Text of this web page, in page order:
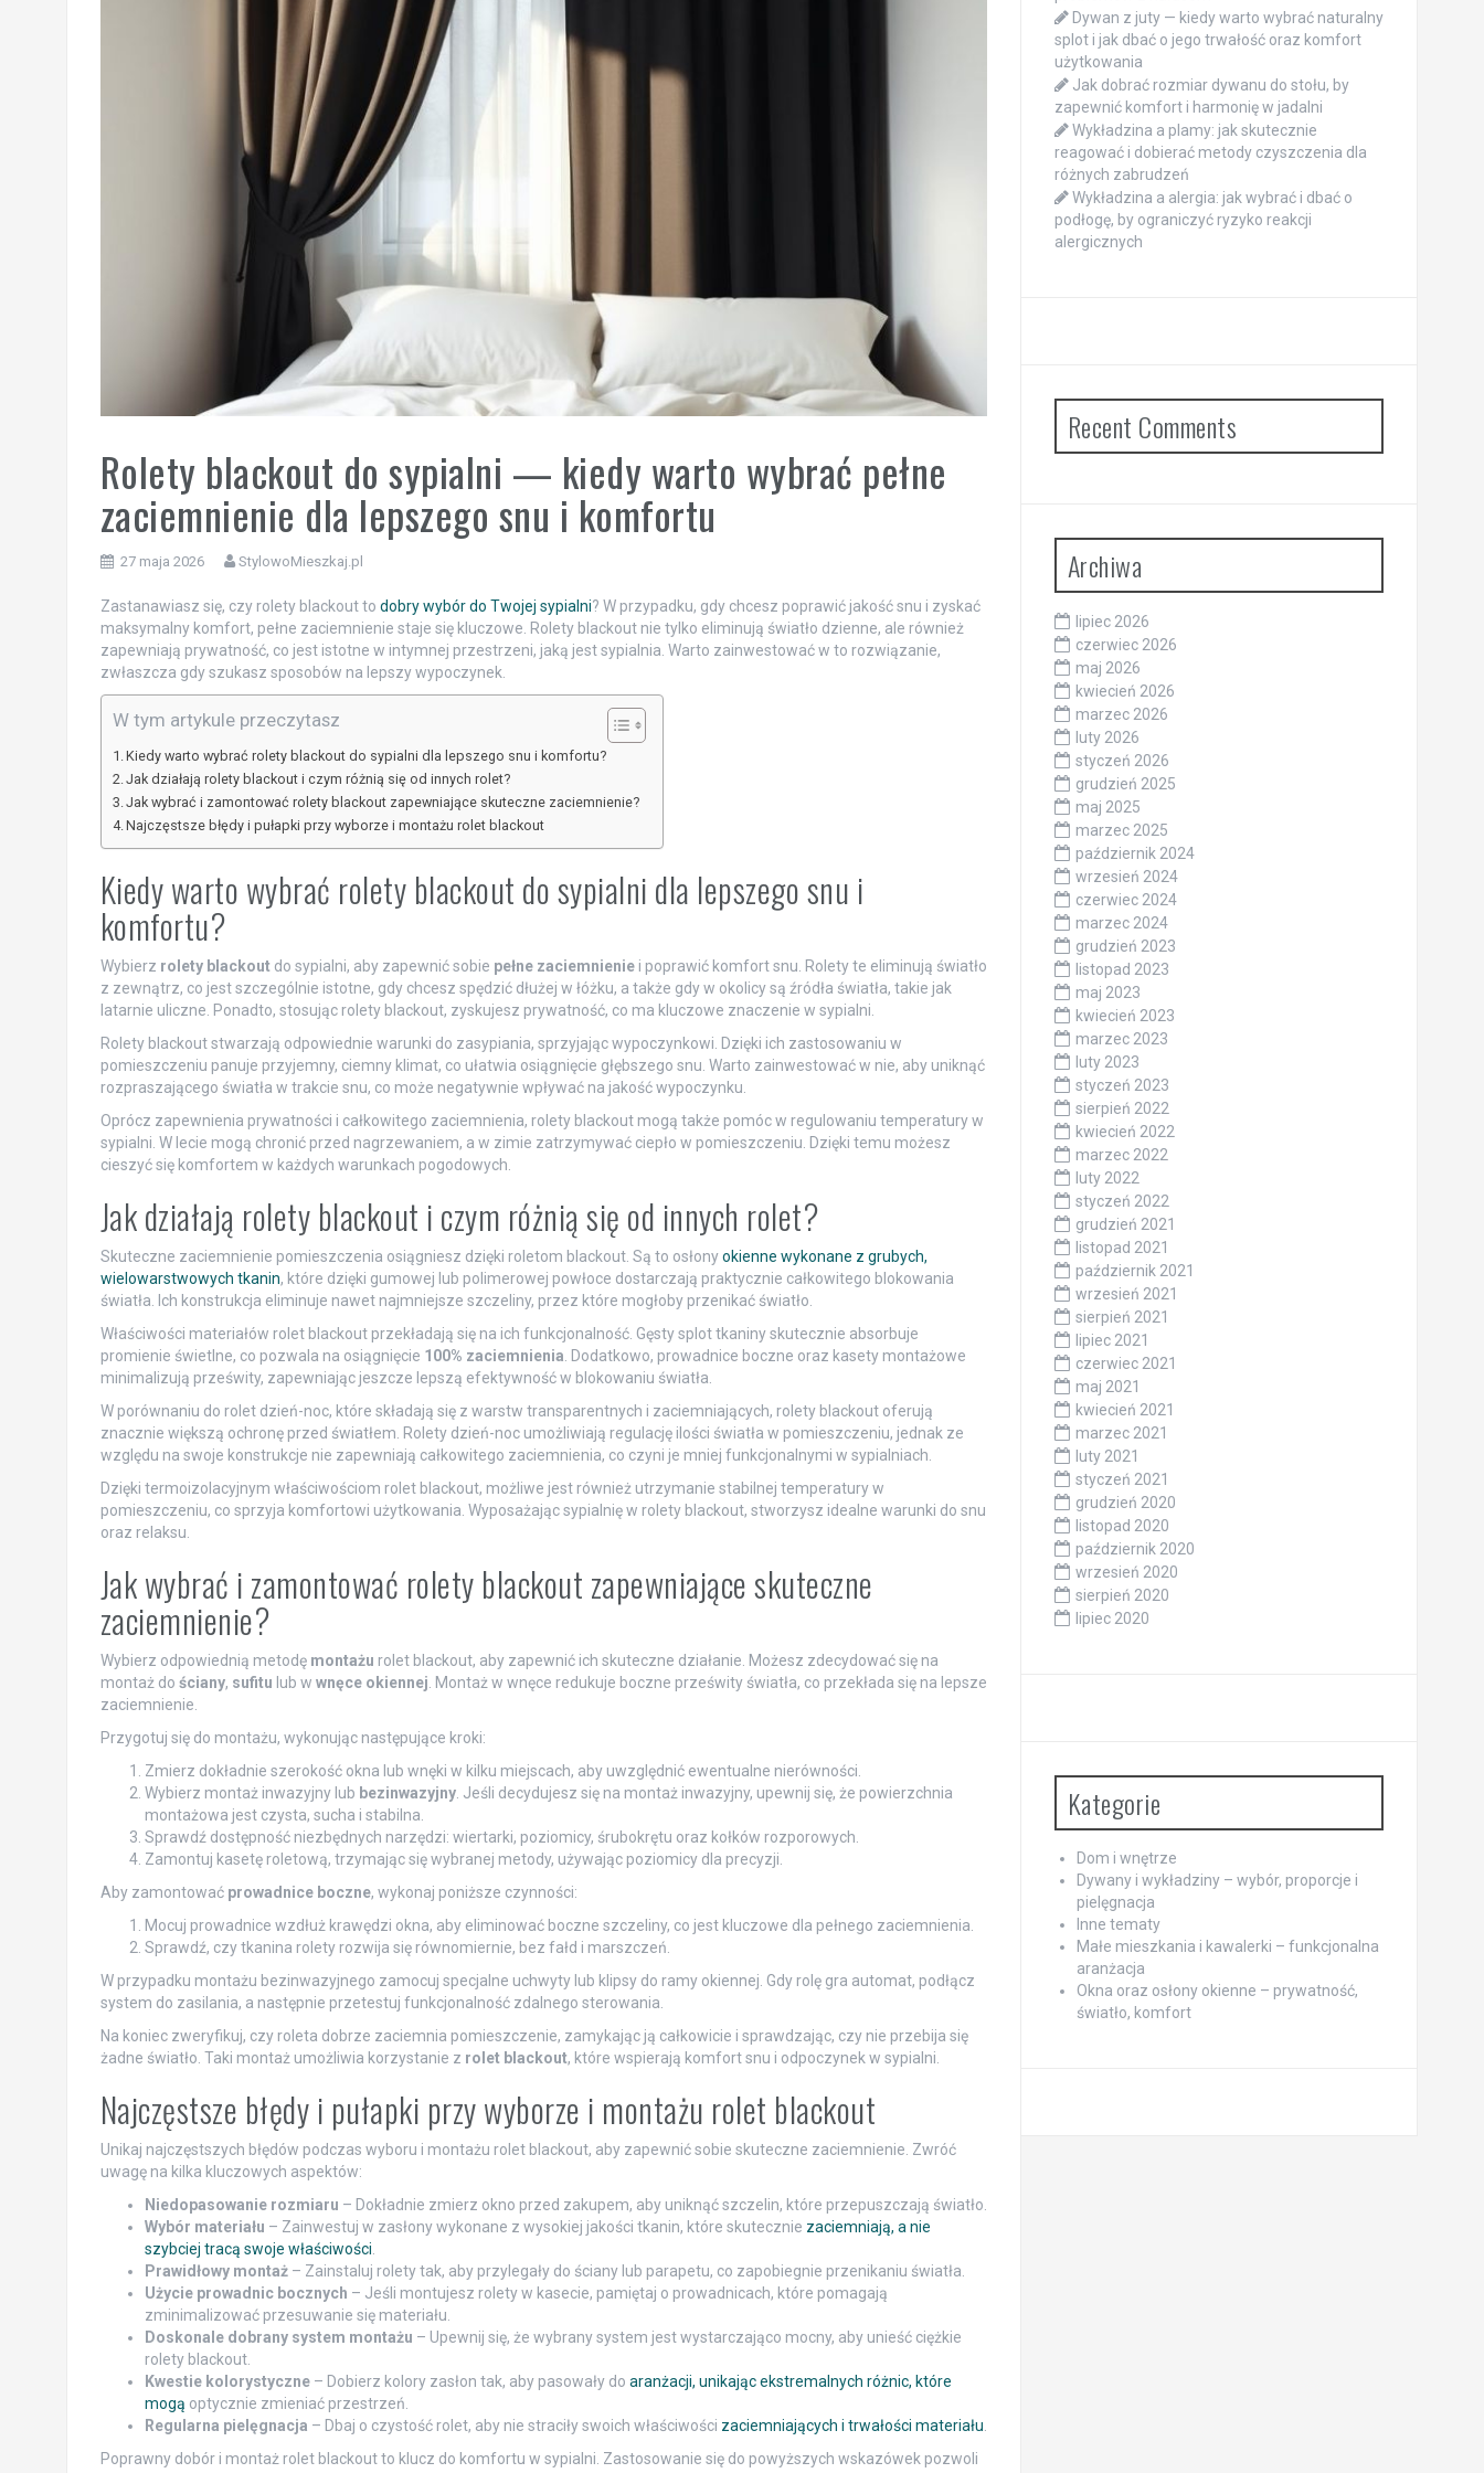
Rolety blackout do sypialni — kiedy warto wybrać pełne
zaciemnienie dla lepszego snu i komfortu
27 maja 2026 StylowoMieszkaj.pl
Zastanawiasz się, czy rolety blackout to dobry wybór do Twojej sypialni? W przypadku, gdy chcesz poprawić jakość snu i zyskać
maksymalny komfort, pełne zaciemnienie staje się kluczowe. Rolety blackout nie tylko eliminują światło dzienne, ale również
zapewniają prywatność, co jest istotne w intymnej przestrzeni, jaką jest sypialnia. Warto zainwestować w to rozwiązanie,
zwłaszcza gdy szukasz sposobów na lepszy wypoczynek.
W tym artykule przeczytasz
Kiedy warto wybrać rolety blackout do sypialni dla lepszego snu i komfortu?
Jak działają rolety blackout i czym różnią się od innych rolet?
Jak wybrać i zamontować rolety blackout zapewniające skuteczne zaciemnienie?
Najczęstsze błędy i pułapki przy wyborze i montażu rolet blackout
Kiedy warto wybrać rolety blackout do sypialni dla lepszego snu i
komfortu?
Wybierz rolety blackoutdo sypialni, aby zapewnić sobie pełne zaciemnieniei poprawić komfort snu. Rolety te eliminują światło
z zewnątrz, co jest szczególnie istotne, gdy chcesz spędzić dłużej w łóżku, a także gdy w okolicy są źródła światła, takie jak
latarnie uliczne. Ponadto, stosując rolety blackout, zyskujesz prywatność, co ma kluczowe znaczenie w sypialni.
Rolety blackout stwarzają odpowiednie warunki do zasypiania, sprzyjając wypoczynkowi. Dzięki ich zastosowaniu w
pomieszczeniu panuje przyjemny, ciemny klimat, co ułatwia osiągnięcie głębszego snu. Warto zainwestować w nie, aby uniknąć
rozpraszającego światła w trakcie snu, co może negatywnie wpływać na jakość wypoczynku.
Oprócz zapewnienia prywatności i całkowitego zaciemnienia, rolety blackout mogą także pomóc w regulowaniu temperatury w
sypialni. W lecie mogą chronić przed nagrzewaniem, a w zimie zatrzymywać ciepło w pomieszczeniu. Dzięki temu możesz
cieszyć się komfortem w każdych warunkach pogodowych.
Jak działają rolety blackout i czym różnią się od innych rolet?
Skuteczne zaciemnienie pomieszczenia osiągniesz dzięki roletom blackout. Są to osłonyokienne wykonane z grubych,
wielowarstwowych tkanin, które dzięki gumowej lub polimerowej powłoce dostarczają praktycznie całkowitego blokowania
światła. Ich konstrukcja eliminuje nawet najmniejsze szczeliny, przez które mogłoby przenikać światło.
Właściwości materiałów rolet blackout przekładają się na ich funkcjonalność. Gęsty splot tkaniny skutecznie absorbuje
promienie świetlne, co pozwala na osiągnięcie 100% zaciemnienia . Dodatkowo, prowadnice boczne oraz kasety montażowe
minimalizują prześwity, zapewniając jeszcze lepszą efektywność w blokowaniu światła.
W porównaniu do rolet dzień-noc, które składają się z warstw transparentnych i zaciemniających, rolety blackout oferują
znacznie większą ochronę przed światłem. Rolety dzień-noc umożliwiają regulację ilości światła w pomieszczeniu, jednak ze
względu na swoje konstrukcje nie zapewniają całkowitego zaciemnienia, co czyni je mniej funkcjonalnymi w sypialniach.
Dzięki termoizolacyjnym właściwościom rolet blackout, możliwe jest również utrzymanie stabilnej temperatury w
pomieszczeniu, co sprzyja komfortowi użytkowania. Wyposażając sypialnię w rolety blackout, stworzysz idealne warunki do snu
oraz relaksu.
Jak wybrać i zamontować rolety blackout zapewniające skuteczne
zaciemnienie?
Wybierz odpowiednią metodę montażu rolet blackout, aby zapewnić ich skuteczne działanie. Możesz zdecydować się na
montaż do ściany, sufitu lub w wnęce okiennej . Montaż w wnęce redukuje boczne prześwity światła, co przekłada się na lepsze
zaciemnienie.
Przygotuj się do montażu, wykonując następujące kroki:
Zmierz dokładnie szerokość okna lub wnęki w kilku miejscach, aby uwzględnić ewentualne nierówności.
Wybierz montaż inwazyjny lub bezinwazyjny. Jeśli decydujesz się na montaż inwazyjny, upewnij się, że powierzchnia
montażowa jest czysta, sucha i stabilna.
Sprawdź dostępność niezbędnych narzędzi: wiertarki, poziomicy, śrubokrętu oraz kołków rozporowych.
Zamontuj kasetę roletową, trzymając się wybranej metody, używając poziomicy dla precyzji.
Aby zamontować prowadnice boczne, wykonaj poniższe czynności:
Mocuj prowadnice wzdłuż krawędzi okna, aby eliminować boczne szczeliny, co jest kluczowe dla pełnego zaciemnienia.
Sprawdź, czy tkanina rolety rozwija się równomiernie, bez fałd i marszczeń.
W przypadku montażu bezinwazyjnego zamocuj specjalne uchwyty lub klipsy do ramy okiennej. Gdy rolę gra automat, podłącz
system do zasilania, a następnie przetestuj funkcjonalność zdalnego sterowania.
Na koniec zweryfikuj, czy roleta dobrze zaciemnia pomieszczenie, zamykając ją całkowicie i sprawdzając, czy nie przebija się
żadne światło. Taki montaż umożliwia korzystanie z rolet blackout, które wspierają komfort snu i odpoczynek w sypialni.
Najczęstsze błędy i pułapki przy wyborze i montażu rolet blackout
Unikaj najczęstszych błędów podczas wyboru i montażu rolet blackout, aby zapewnić sobie skuteczne zaciemnienie. Zwróć
uwagę na kilka kluczowych aspektów:
Niedopasowanie rozmiaru – Dokładnie zmierz okno przed zakupem, aby uniknąć szczelin, które przepuszczają światło.
Wybór materiału – Zainwestuj w zasłony wykonane z wysokiej jakości tkanin, które skutecznie zaciemniają, a nie
szybciej tracą swoje właściwości
Prawidłowy montaż– Zainstaluj rolety tak, aby przylegały do ściany lub parapetu, co zapobiegnie przenikaniu światła.
Użycie prowadnic bocznych – Jeśli montujesz rolety w kasecie, pamiętaj o prowadnicach, które pomagają
zminimalizować przesuwanie się materiału.
Doskonale dobrany system montażu – Upewnij się, że wybrany system jest wystarczająco mocny, aby unieść ciężkie
rolety blackout.
Kwestie kolorystyczne– Dobierz kolory zasłon tak, aby pasowały do aranżacji, unikając ekstremalnych różnic, które
mogą optycznie zmieniać przestrzeń.
Regularna pielęgnacja – Dbaj o czystość rolet, aby nie straciły swoich właściwości zaciemniających i trwałości materiału
Poprawny dobór i montaż rolet blackout to klucz do komfortu w sypialni. Zastosowanie się do powyższych wskazówek pozwoli
Dywan z juty — kiedy warto wybrać naturalny
splot i jak dbać o jego trwałość oraz komfort
użytkowania
Jak dobrać rozmiar dywanu do stołu, by
zapewnić komfort i harmonię w jadalni
Wykładzina a plamy: jak skutecznie
reagować i dobierać metody czyszczenia dla
różnych zabrudzeń
Wykładzina a alergia: jak wybrać i dbać o
podłogę, by ograniczyć ryzyko reakcji
alergicznych
Recent Comments
Archiwa
lipiec 2026
czerwiec 2026
maj 2026
kwiecień 2026
marzec 2026
luty 2026
styczeń 2026
grudzień 2025
maj 2025
marzec 2025
październik 2024
wrzesień 2024
czerwiec 2024
marzec 2024
grudzień 2023
listopad 2023
maj 2023
kwiecień 2023
marzec 2023
luty 2023
styczeń 2023
sierpień 2022
kwiecień 2022
marzec 2022
luty 2022
styczeń 2022
grudzień 2021
listopad 2021
październik 2021
wrzesień 2021
sierpień 2021
lipiec 2021
czerwiec 2021
maj 2021
kwiecień 2021
marzec 2021
luty 2021
styczeń 2021
grudzień 2020
listopad 2020
październik 2020
wrzesień 2020
sierpień 2020
lipiec 2020
Kategorie
Dom i wnętrze
Dywany i wykładziny – wybór, proporcje i
pielęgnacja
Inne tematy
Małe mieszkania i kawalerki – funkcjonalna
aranżacja
Okna oraz osłony okienne – prywatność,
światło, komfort